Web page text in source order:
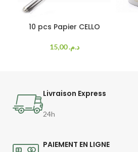
10 pcs Papier CELLO
د.م.15,00
Livraison Express
24h
PAIEMENT EN LIGNE